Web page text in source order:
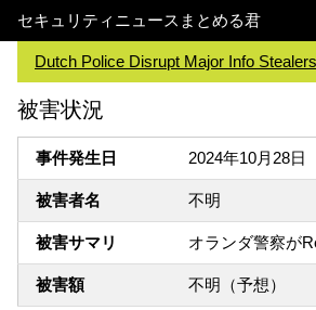
セキュリティニュースまとめる君
Dutch Police Disrupt Major Info
被害状況
事件発生日 2024年10月28日
被害者名 不明
被害サマリ オランダ警察が
被害額 不明（予想）